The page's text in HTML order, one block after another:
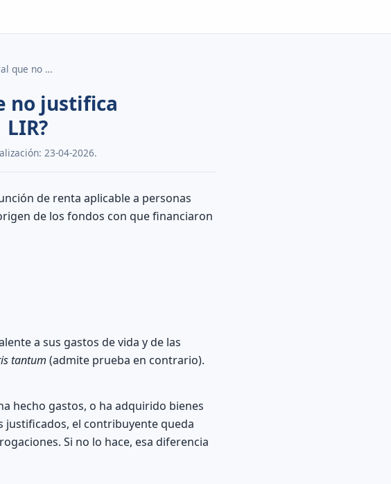
que no …
no justifica
23-04-2026.
de renta aplicable a personas
de los fondos con que financiaron
a sus gastos de vida y de las
tantum (admite prueba en contrario).
hecho gastos, o ha adquirido bienes
justificados, el contribuyente queda
Si no lo hace, esa diferencia